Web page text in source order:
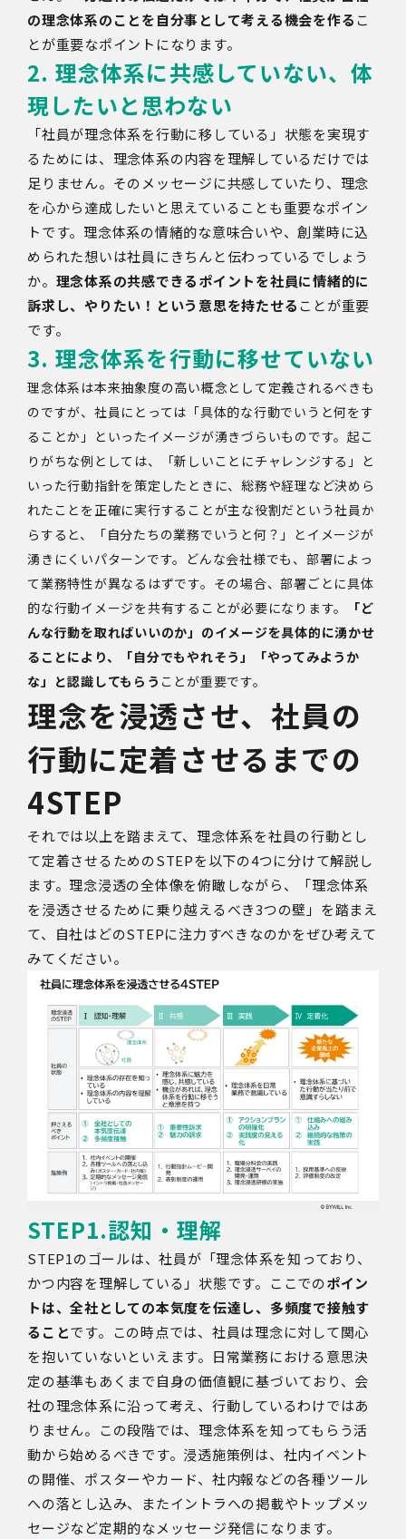
の理念体系のことを自分事として考える機会を作るこ
とが重要なポイントになります。
2. 理念体系に共感していない、体
現したいと思わない
「社員が理念体系を行動に移している」状態を実現す
るためには、理念体系の内容を理解しているだけでは
足りません。そのメッセージに共感していたり、理念
を心から達成したいと思えていることも重要なポイン
トです。理念体系の情緒的な意味合いや、創業時に込
められた想いは社員にきちんと伝わっているでしょう
か。 理念体系の共感できるポイントを社員に情緒的に
訴求し、やりたい！という意思を持たせることが重要
です。
3. 理念体系を行動に移せていない
理念体系は本来抽象度の高い概念として定義されるべきも
のですが、社員にとっては「具体的な行動でいうと何をす
ることか」といったイメージが湧きづらいものです。起こ
りがちな例としては、「新しいことにチャレンジする」と
いった行動指針を策定したときに、総務や経理など決めら
れたことを正確に実行することが主な役割だという社員か
らすると、「自分たちの業務でいうと何？」とイメージが
湧きにくいパターンです。どんな会社様でも、部署によっ
て業務特性が異なるはずです。その場合、部署ごとに具体
的な行動イメージを共有することが必要になります。
「ど
んな行動を取ればいいのか」のイメージを具体的に湧かせ
ることにより、「自分でもやれそう」「やってみようか
な」と認識してもらう ことが重要です。
理念を浸透させ、社員の
行動に定着させるまでの
4STEP
それでは以上を踏まえて、理念体系を社員の行動とし
て定着させるためのSTEPを以下の4つに分けて解説し
ます。理念浸透の全体像を俯瞰しながら、「理念体系
を浸透させるために乗り越えるべき3つの壁」を踏まえ
て、自社はどのSTEPに注力すべきなのかをぜひ考えて
みてください。
STEP1.認知・理解
STEP1のゴールは、社員が「理念体系を知っており、
かつ内容を理解している」状態です。ここでのポイン
トは、全社としての本気度を伝達し、多頻度で接触す
ることです。この時点では、社員は理念に対して関心
を抱いていないといえます。日常業務における意思決
定の基準もあくまで自身の価値観に基づいており、会
社の理念体系に沿って考え、行動しているわけではあ
りません。この段階では、理念体系を知ってもらう活
動から始めるべきです。浸透施策例は、社内イベント
の開催、ポスターやカード、社内報などの各種ツール
への落とし込み、またイントラへの掲載やトップメッ
セージなど定期的なメッセージ発信になります。